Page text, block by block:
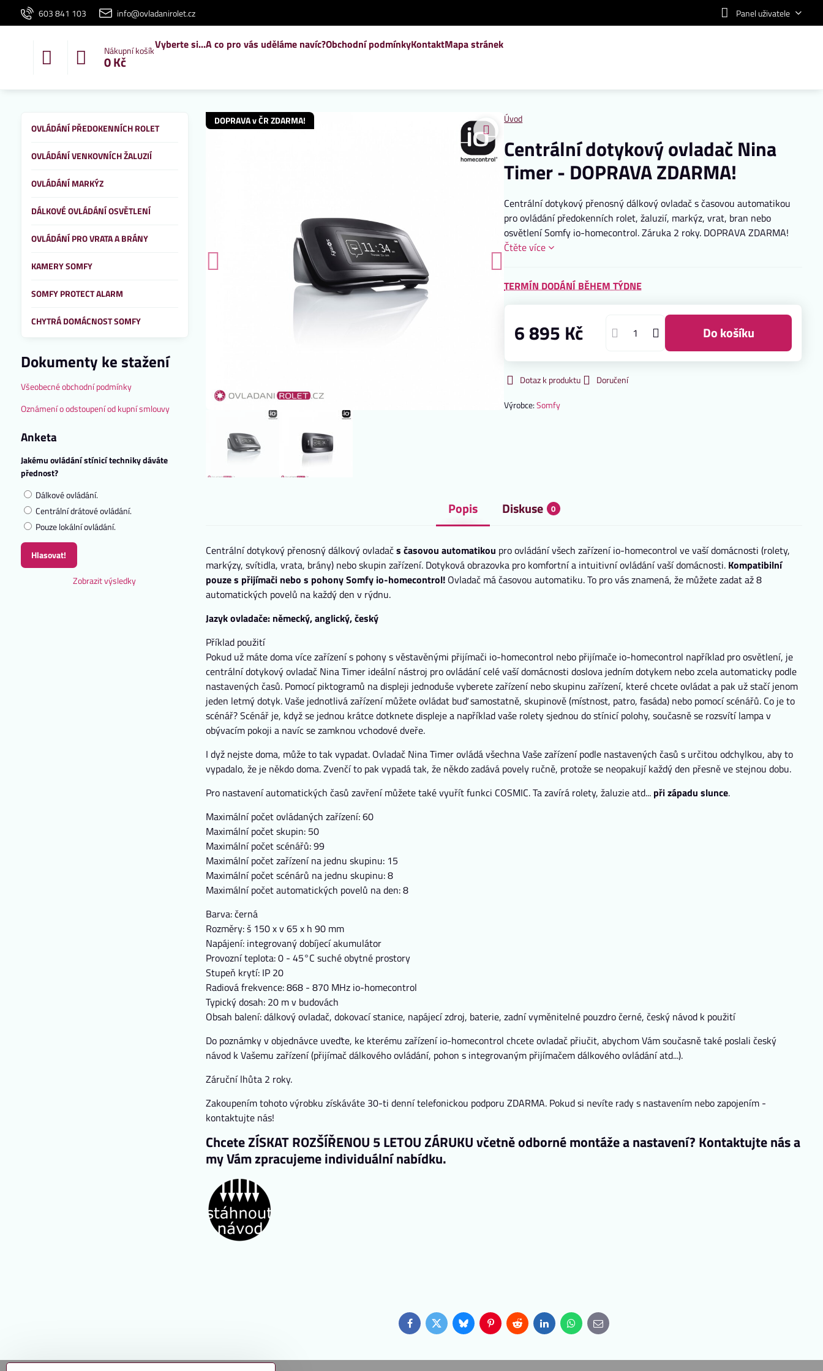
603 841 103 info@ovladanirolet.cz Panel uživatele
Nákupní košík
0 Kč
Vyberte si...A co pro vás uděláme navíc?Obchodní podmínkyKontaktMapa stránek
DOPRAVA v ČR ZDARMA! Úvod
Centrální dotykový ovladač Nina
Timer - DOPRAVA ZDARMA!
Centrální dotykový přenosný dálkový ovladač s časovou automatikou
pro ovládání předokenních rolet, žaluzií, markýz, vrat, bran nebo
osvětlení Somfy io-homecontrol. Záruka 2 roky. DOPRAVA ZDARMA!
Čtěte více
TERMÍN DODÁNÍ BĚHEM TÝDNE
6 895 Kč do košíku
Dotaz k produktu
Doručení
Výrobce:Somfy
Popis Diskuse 0
Centrální dotykový přenosný dálkový ovladačs časovou automatikou pro ovládání všech zařízení io-homecontrol ve vaší domácnosti (rolety,
markýzy, svítidla, vrata, brány) nebo skupin zařízení. Dotyková obrazovka pro komfortní a intuitivní ovládání vaší domácnosti. Kompatibilní
pouze s přijímači nebo s pohony Somfy io-homecontrol! Ovladač má časovou automatiku. To pro vás znamená, že můžete zadat až 8
automatických povelů na každý den v rýdnu.
Jazyk ovladače: německý, anglický, český
Příklad použití
Pokud už máte doma více zařízení s pohony s věstavěnými přijímači io-homecontrol nebo přijímače io-homecontrol například pro osvětlení, je
centrální dotykový ovladač Nina Timer ideální nástroj pro ovládání celé vaší domácnosti doslova jedním dotykem nebo zcela automaticky podle
nastavených časů. Pomocí piktogramů na displeji jednoduše vyberete zařízení nebo skupinu zařízení, které chcete ovládat a pak už stačí jenom
jeden letmý dotyk. Vaše jednotlivá zařízení můžete ovládat buď samostatně, skupinově (místnost, patro, fasáda) nebo pomocí scénářů. Co je to
scénář? Scénář je, když se jednou krátce dotknete displeje a například vaše rolety sjednou do stínicí polohy, současně se rozsvítí lampa v
obývacím pokoji a navíc se zamknou vchodové dveře.
I dyž nejste doma, může to tak vypadat. Ovladač Nina Timer ovládá všechna Vaše zařízení podle nastavených časů s určitou odchylkou, aby to
vypadalo, že je někdo doma. Zvenčí to pak vypadá tak, že někdo zadává povely ručně, protože se neopakují každý den přesně ve stejnou dobu.
Pro nastavení automatických časů zavření můžete také vyuřít funkci COSMIC. Ta zavírá rolety, žaluzie atd... při západu slunce.
Maximální počet ovládaných zařízení: 60
Maximální počet skupin: 50
Maximální počet scénářů: 99
Maximální počet zařízení na jednu skupinu: 15
Maximální počet scénárů na jednu skupinu: 8
Maximální počet automatických povelů na den: 8
Barva: černá
Rozměry: š 150 x v 65 x h 90 mm
Napájení: integrovaný dobíjecí akumulátor
Provozní teplota: 0 - 45°C suché obytné prostory
Stupeň krytí: IP 20
Radiová frekvence: 868 - 870 MHz io-homecontrol
Typický dosah: 20 m v budovách
Obsah balení: dálkový ovladač, dokovací stanice, napájecí zdroj, baterie, zadní vyměnitelné pouzdro černé, český návod k použití
Do poznámky v objednávce uveďte, ke kterému zařízení io-homecontrol chcete ovladač přiučit, abychom Vám současně také poslali český
návod k Vašemu zařízení (přijímač dálkového ovládání, pohon s integrovaným přijímačem dálkového ovládání atd...).
Záruční lhůta 2 roky.
Zakoupením tohoto výrobku získáváte 30-ti denní telefonickou podporu ZDARMA. Pokud si nevíte rady s nastavením nebo zapojením -
kontaktujte nás!
Chcete ZÍSKAT ROZŠÍŘENOU 5 LETOU ZÁRUKU včetně odborné montáže a nastavení? Kontaktujte nás a
my Vám zpracujeme individuální nabídku.
FacebookTwitterBlueskyPinterestRedditLinkedInWhatsApp
E-
mail
OVLÁDÁNÍ PŘEDOKENNÍCH ROLET
OVLÁDÁNÍ VENKOVNÍCH ŽALUZIÍ
OVLÁDÁNÍ MARKÝZ
DÁLKOVÉ OVLÁDÁNÍ OSVĚTLENÍ
OVLÁDÁNÍ PRO VRATA A BRÁNY
KAMERY SOMFY
SOMFY PROTECT ALARM
CHYTRÁ DOMÁCNOST SOMFY
Dokumenty ke stažení
Všeobecné obchodní podmínky
Oznámení o odstoupení od kupní smlouvy
Anketa
Jakému ovládání stínicí techniky dáváte
přednost?
Dálkové ovládání.
Centrální drátové ovládání.
Pouze lokální ovládání.
Hlasovat!
Zobrazit výsledky